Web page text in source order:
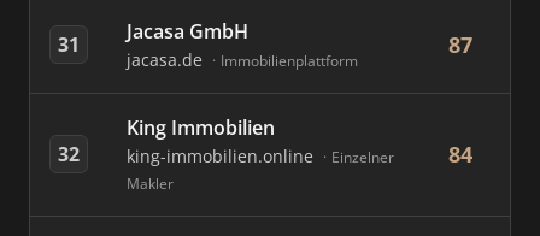
31 Jacasa GmbH
jacasa.de Immobilienplattform
87
32
King Immobilien
king-immobilien.online
Einzelner
Makler
84